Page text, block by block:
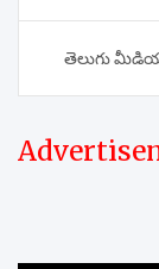
తెలుగు